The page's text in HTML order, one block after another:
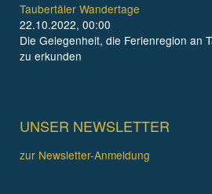
Taubertäler Wandertage
22.10.2022, 00:00
Die Gelegenheit, die Ferienregion an
zu erkunden
UNSER NEWSLETTER
zur Newsletter-Anmeldung